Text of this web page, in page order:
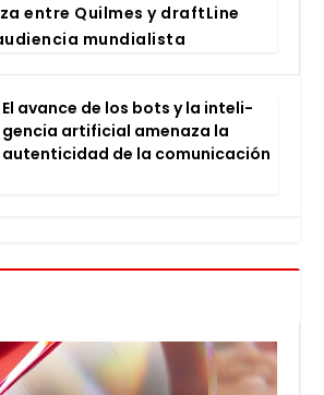
entre Quil­mes y draftLi­ne
mun­dia­lis­ta
El avan­ce de los bots y la inte­li­
gen­cia arti­fi­cial ame­na­za la
auten­ti­ci­dad de la comu­ni­ca­ción